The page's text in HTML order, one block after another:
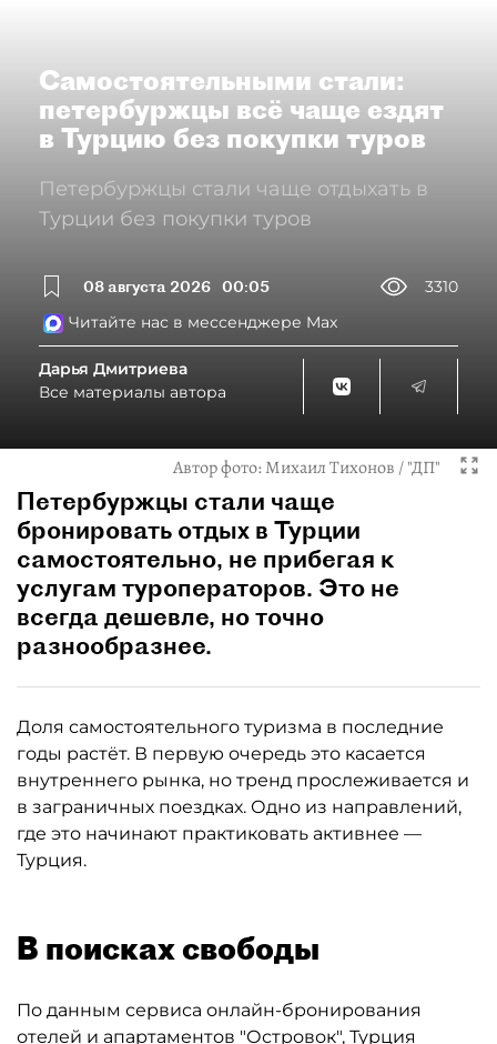
Самостоятельными стали:
петербуржцы всё чаще ездят
в Турцию без покупки туров
Петербуржцы стали чаще отдыхать в
Турции без покупки туров
08 августа 2026 00:05
3310
Читайте нас в мессенджере Max
Дарья Дмитриева
Все материалы автора
Автор фото:Михаил Тихонов / "ДП"
Петербуржцы стали чаще
бронировать отдых в Турции
самостоятельно, не прибегая к
услугам туроператоров. Это не
всегда дешевле, но точно
разнообразнее.
Доля самостоятельного туризма в последние
годы растёт. В первую очередь это касается
внутреннего рынка, но тренд прослеживается и
в заграничных поездках. Одно из направлений,
где это начинают практиковать активнее —
Турция.
В поисках свободы
По данным сервиса онлайн-бронирования
отелей и апартаментов "Островок", Турция